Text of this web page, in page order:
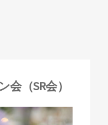
（SR会）